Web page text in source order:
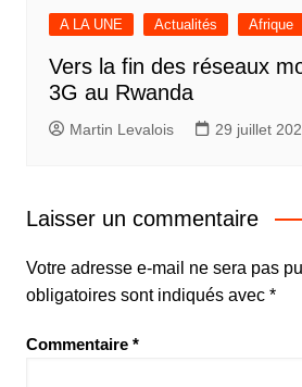
A LA UNE Actualités Afrique
Vers la fin des réseaux
3G au Rwanda
Martin Levalois 29 juillet
Laisser un commentaire
Votre adresse e-mail ne sera pas
obligatoires sont indiqués avec *
Commentaire *